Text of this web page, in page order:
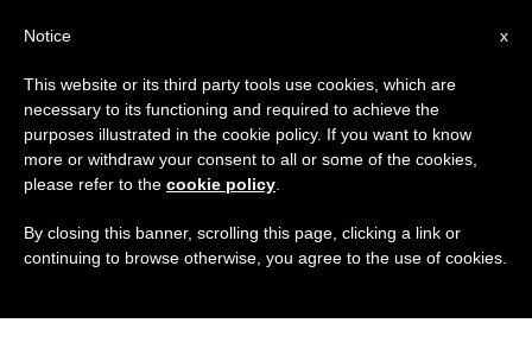
x
Notice
This website or its third party tools use cookies, which are
necessary to its functioning and required to achieve the
purposes illustrated in the cookie policy. If you want to know
more or withdraw your consent to all or some of the cookies,
please refer to the cookie policy
By closing this banner, scrolling this page, clicking a link or
continuing to browse otherwise, you agree to the use of cookies.